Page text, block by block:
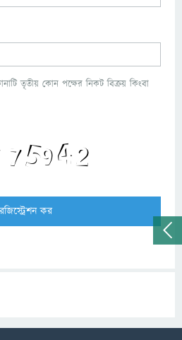
তৃতীয় কোন পক্ষের নিকট বিক্রয় কিংবা